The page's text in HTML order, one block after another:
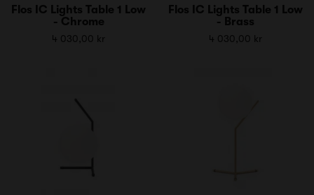
Flos IC Lights Table 1 Low
- Chrome
4 030,00 kr
Flos IC Lights Table 1 Low
- Brass
4 030,00 kr